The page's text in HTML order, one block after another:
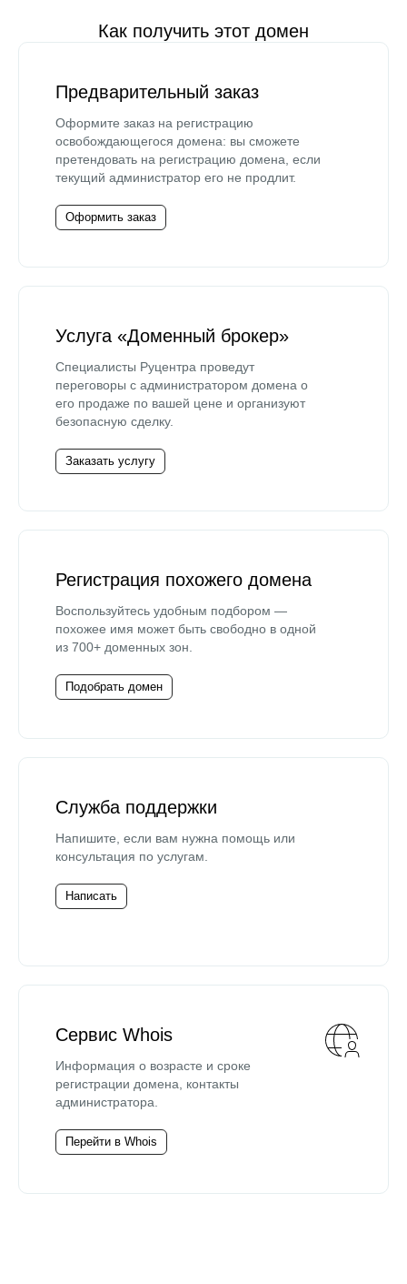
Как получить этот домен
Предварительный заказ
Оформите заказ на регистрацию
освобождающегося домена: вы сможете
претендовать на регистрацию домена, если
текущий администратор его не продлит.
Оформить заказ
Услуга «Доменный брокер»
Специалисты Руцентра проведут
переговоры с администратором домена о
его продаже по вашей цене и организуют
безопасную сделку.
Заказать услугу
Регистрация похожего домена
Воспользуйтесь удобным подбором —
похожее имя может быть свободно в одной
из 700+ доменных зон.
Подобрать домен
Служба поддержки
Напишите, если вам нужна помощь или
консультация по услугам.
Написать
Сервис Whois
Информация о возрасте и сроке
регистрации домена, контакты
администратора.
Перейти в Whois